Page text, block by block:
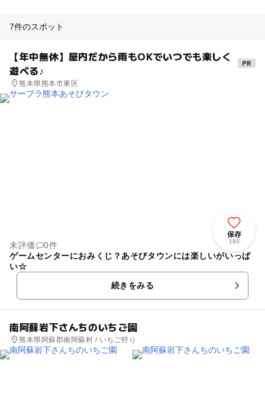
7件のスポット
【年中無休】屋内だから雨もOKでいつでも楽しく
遊べる♪
熊本県熊本市東区
保存
193
未評価
0件
ゲームセンターにおみくじ？あそびタウンには楽しいがいっぱ
い☆
続きをみる
南阿蘇岩下さんちのいちご園
熊本県阿蘇郡南阿蘇村 / いちご狩り